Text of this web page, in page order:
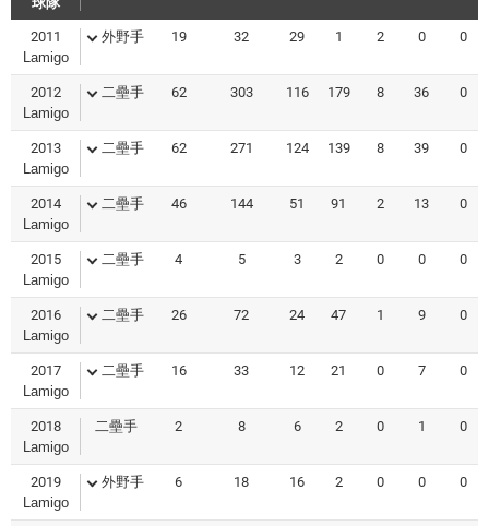
2011
Lamigo
外野手 19 32 29 1 2 0 0
2012
Lamigo
二壘手 62 303 116 179 8 36 0
2013
Lamigo
二壘手 62 271 124 139 8 39 0
2014
Lamigo
二壘手 46 144 51 91 2 13 0
2015
Lamigo
二壘手 4 5 3 2 0 0 0
2016
Lamigo
二壘手 26 72 24 47 1 9 0
2017
Lamigo
二壘手 16 33 12 21 0 7 0
2018
Lamigo
二壘手 2 8 6 2 0 1 0
2019
Lamigo
外野手 6 18 16 2 0 0 0